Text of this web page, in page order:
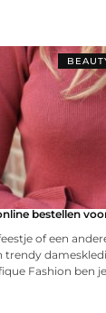
bestellen
of een
trendy
Fashion ben je